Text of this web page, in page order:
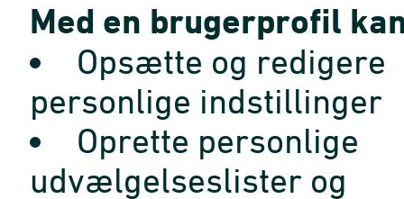
Med en brugerprofil
Opsætte og redigere
personlige indstillinger
Oprette personlige
udvælgelseslister og